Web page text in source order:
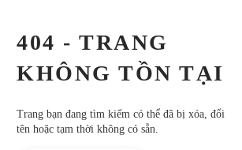
404 - TRANG
KHÔNG TỒN TẠI
Trang bạn đang tìm kiếm có thể đã bị xóa, đổi
tên hoặc tạm thời không có sẵn.